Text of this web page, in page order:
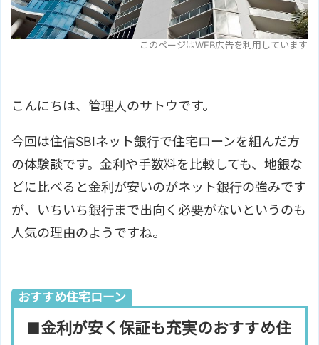
このページはWEB広告を利用しています
こんにちは、管理人のサトウです。
今回は住信SBIネット銀行で住宅ローンを組んだ方
の体験談です。金利や手数料を比較しても、地銀な
どに比べると金利が安いのがネット銀行の強みです
が、いちいち銀行まで出向く必要がないというのも
人気の理由のようですね。
おすすめ住宅ローン
■金利が安く保証も充実のおすすめ住